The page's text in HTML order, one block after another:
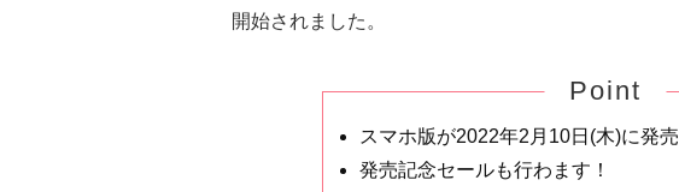
開始されました。
Point
スマホ版が2022年2月10日(木)に発売
発売記念セールも行わます！